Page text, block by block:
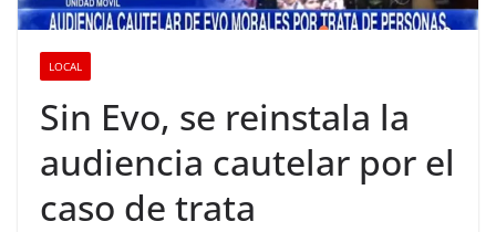
LOCAL
Sin Evo, se reinstala la
audiencia cautelar por el
caso de trata